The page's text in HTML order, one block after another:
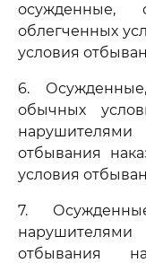
осужденные,
облегченных
условия
6.
обычных
отбывания
условия
7.
отбывания